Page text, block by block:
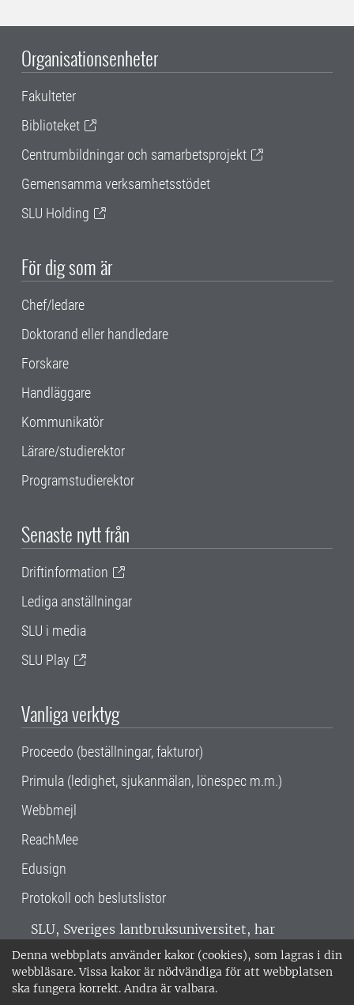
Denna webbplats använder kakor (cookies), som lagras i din
webbläsare. Vissa kakor är nödvändiga för att webbplatsen
ska fungera korrekt. Andra är valbara.
Organisationsenheter
Fakulteter
Biblioteket
Centrumbildningar och samarbetsprojekt
Gemensamma verksamhetsstödet
SLU Holding
För dig som är
Chef/ledare
Doktorand eller handledare
Forskare
Handläggare
Kommunikatör
Lärare/studierektor
Programstudierektor
Senaste nytt från
Driftinformation
Lediga anställningar
SLU i media
SLU Play
Vanliga verktyg
Proceedo (beställningar, fakturor)
Primula (ledighet, sjukanmälan, lönespec m.m.)
Webbmejl
ReachMee
Edusign
Protokoll och beslutslistor
SLU, Sveriges lantbruksuniversitet, har
verksamhet över hela Sverige. Huvudorter är
Alnarp, Uppsala och Umeå.SLU är
miljöcertifierat enligt ISO 14001. •